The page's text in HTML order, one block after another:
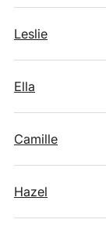
Leslie
Ella
Camille
Hazel